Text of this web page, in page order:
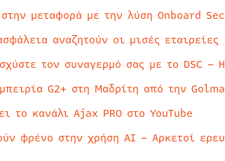
μεταφορά με την λύση Onboard
αναζητούν οι μισές εταιρείες
τον συναγερμό σας με το DSC –
G2+ στη Μαδρίτη από την
το κανάλι Ajax PRO στο YouTube
φρένο στην χρήση AI – Αρκετοί